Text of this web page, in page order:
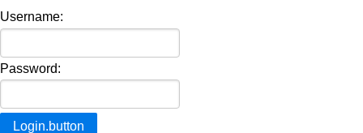
Username:
Password: